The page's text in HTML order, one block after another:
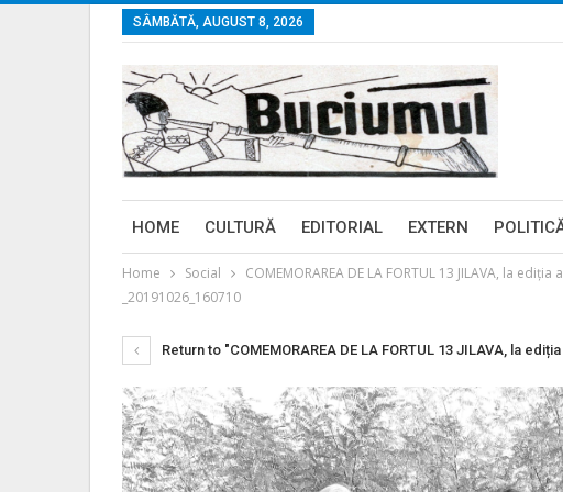
SÂMBĂTĂ, AUGUST 8, 2026
HOME CULTURĂ EDITORIAL EXTERN
Home Social
COMEMORAREA DE LA FORTUL 13 JILAVA, la
_20191026_160710
Return to "COMEMORAREA DE LA FORTUL 13 JILAVA, la